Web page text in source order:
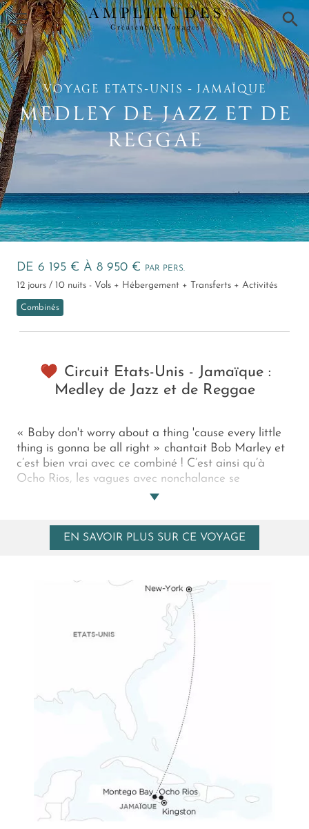
×
VOYAGE ETATS‑UNIS ‑ JAMAÏQUE
MEDLEY DE JAZZ ET DE
REGGAE
DE 6 195 € À 8 950 € PAR PERS.
12 jours / 10 nuits - Vols + Hébergement + Transferts + Activités
Combinés
Circuit Etats-Unis - Jamaïque :
Medley de Jazz et de Reggae
« Baby don't worry about a thing 'cause every little
thing is gonna be all right » chantait Bob Marley et
c’est bien vrai avec ce combiné ! C’est ainsi qu’à
Ocho Rios, les vagues avec nonchalance se
déhanchent sur la blonde plage de l’hôtel
créateur de James Bond… Et que, quelques jours plus
tôt, vous dormiez dans un gratte-ciel au cœur de
circuit entre New York et la Jamaïque !
EN SAVOIR PLUS SUR CE VOYAGE